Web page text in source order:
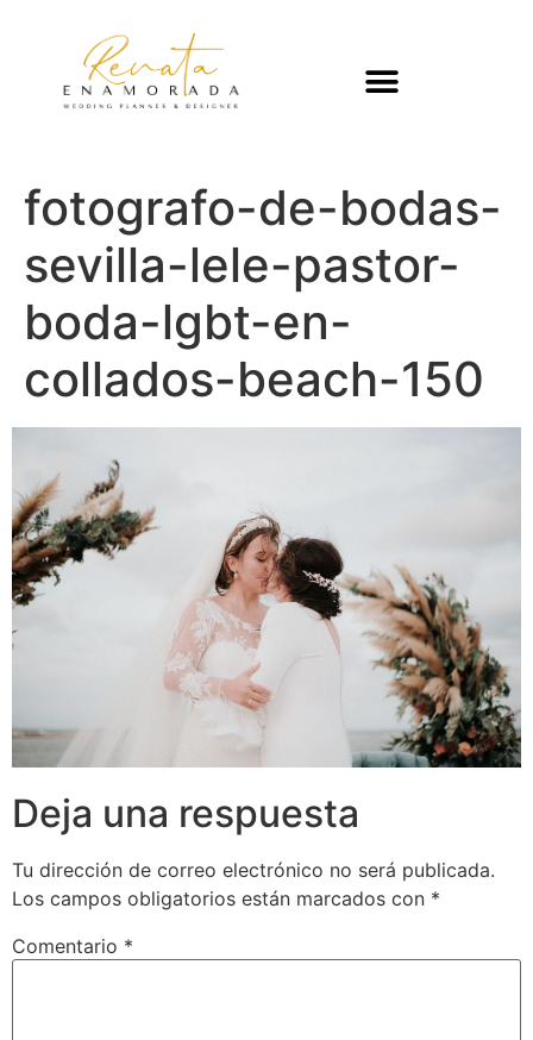
fotografo-de-bodas-
sevilla-lele-pastor-
boda-lgbt-en-
collados-beach-150
Deja una respuesta
Tu dirección de correo electrónico no será publicada.
Los campos obligatorios están marcados con *
Comentario *